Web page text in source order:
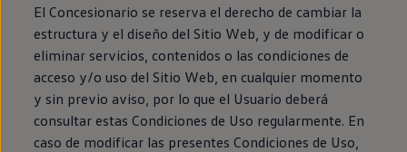
El Concesionario se reserva el derecho de cambiar la
estructura y el diseño del Sitio Web, y de modificar o
eliminar servicios, contenidos o las condiciones de
acceso y/o uso del Sitio Web, en cualquier momento
y sin previo aviso, por lo que el Usuario deberá
consultar estas Condiciones de Uso regularmente. En
caso de modificar las presentes Condiciones de Uso,